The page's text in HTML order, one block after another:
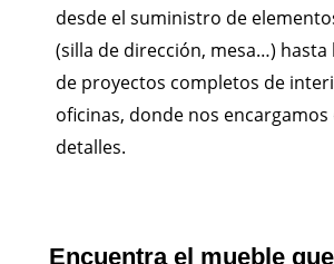
desde el suministro de
(silla de dirección, mesa…) hasta
de proyectos completos de
oficinas, donde nos
detalles.
Encuentra el mueble